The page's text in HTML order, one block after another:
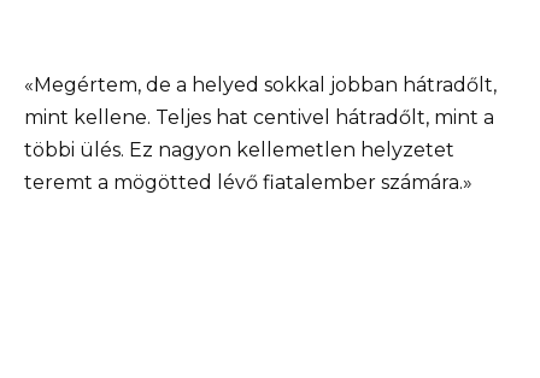
«Megértem, de a helyed sokkal jobban hátradőlt,
mint kellene. Teljes hat centivel hátradőlt, mint a
többi ülés. Ez nagyon kellemetlen helyzetet
teremt a mögötted lévő fiatalember számára.»